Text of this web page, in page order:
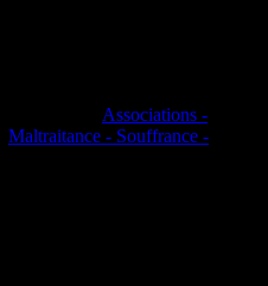
Associations -
Maltraitance - Souffrance -